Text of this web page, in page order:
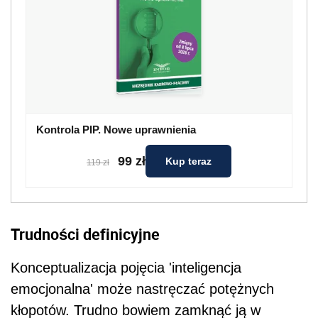
Kontrola PIP. Nowe uprawnienia
119 zł 99 zł Kup teraz
Trudności definicyjne
Konceptualizacja pojęcia 'inteligencja
emocjonalna' może nastręczać potężnych
kłopotów. Trudno bowiem zamknąć ją w